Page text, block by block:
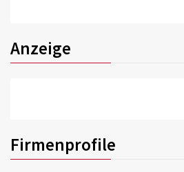
Anzeige
Firmenprofile